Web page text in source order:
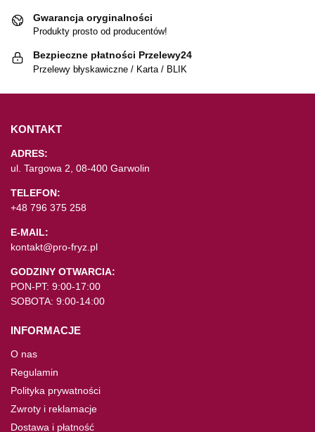
Gwarancja oryginalności
Produkty prosto od producentów!
Bezpieczne płatności Przelewy24
Przelewy błyskawiczne / Karta / BLIK
KONTAKT
ADRES:
ul. Targowa 2, 08-400 Garwolin
TELEFON:
+48 796 375 258
E-MAIL:
kontakt@pro-fryz.pl
GODZINY OTWARCIA:
PON-PT: 9:00-17:00
SOBOTA: 9:00-14:00
INFORMACJE
O nas
Regulamin
Polityka prywatności
Zwroty i reklamacje
Dostawa i płatność